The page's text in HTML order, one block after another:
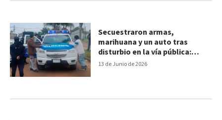
13 de Junio de 2026
Secuestraron armas,
marihuana y un auto tras
disturbio en la vía pública:
conducía con 3,77 g/L